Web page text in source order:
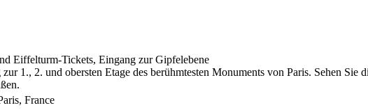
Eiffelturm-Tickets, Eingang zur Gipfelebene
1., 2. und obersten Etage des berühmtesten Monuments von Paris. Sehen
France